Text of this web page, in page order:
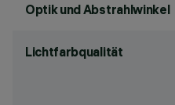
Optik und Abstrahlwinkel
Lichtfarbqualität